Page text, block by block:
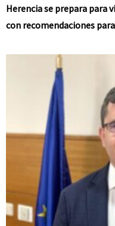
Herencia se prepara para
con recomendaciones